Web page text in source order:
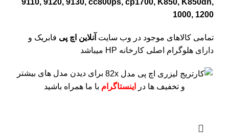
9110, 9120, 9130, cc800ps, cp1700, K850, K850dn,
1000, 1200
تمامی کالاهای موجود در وب سایت آنلاین اچ پی فابریک و
دارای هلوگرام اصلی کارخانه HP میباشد
برای دیدن مدل های بیشتر
و تخفیف ها در
اینستاگرام با ما همراه باشید